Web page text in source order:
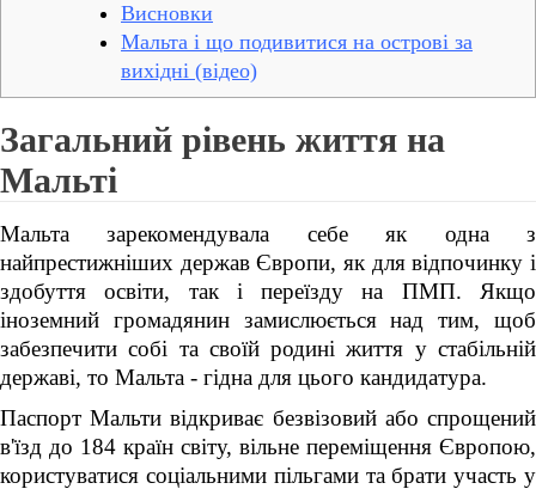
Висновки
Мальта і що подивитися на острові за
вихідні (відео)
Загальний рівень життя на
Мальті
Мальта зарекомендувала себе як одна з
найпрестижніших держав Європи, як для відпочинку і
здобуття освіти, так і переїзду на ПМП. Якщо
іноземний громадянин замислюється над тим, щоб
забезпечити собі та своїй родині життя у стабільній
державі, то Мальта - гідна для цього кандидатура.
Паспорт Мальти відкриває безвізовий або спрощений
в'їзд до 184 країн світу, вільне переміщення Європою,
користуватися соціальними пільгами та брати участь у